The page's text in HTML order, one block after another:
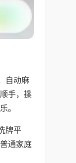
自动麻
手，操
。
牌平
通家庭